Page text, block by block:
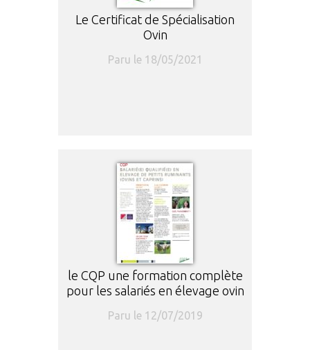
Le Certificat de Spécialisation
Ovin
Paru le 18/05/2021
le CQP une formation complète
pour les salariés en élevage ovin
Paru le 12/07/2019